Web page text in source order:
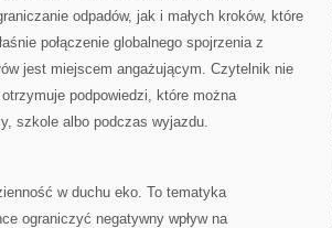
odpadów, jak i małych kroków, które
połączenie globalnego spojrzenia z
jest miejscem angażującym. Czytelnik nie
podpowiedzi, które można
szkole albo podczas wyjazdu.
w duchu eko. To tematyka
ograniczyć negatywny wpływ na